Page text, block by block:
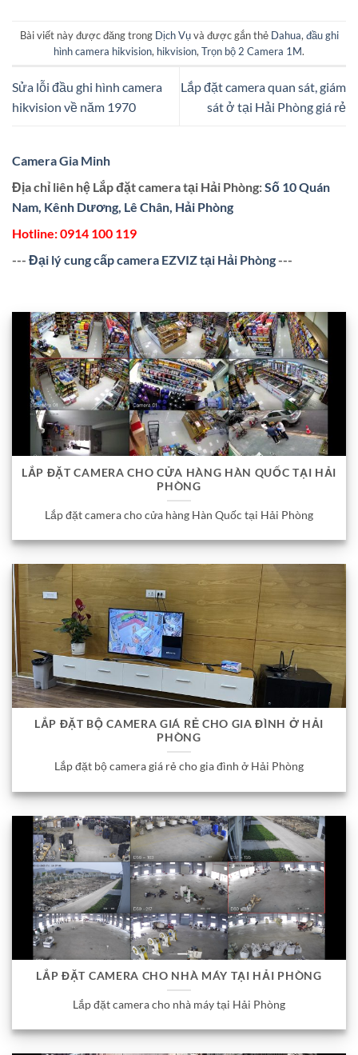
Bài viết này được đăng trong Dịch Vụvà được gắn thẻ Dahua, đầu ghi
hình camera hikvision, hikvision, Trọn bộ 2 Camera 1M.
Sửa lỗi đầu ghi hình camera
hikvision về năm 1970
Lắp đặt camera quan sát, giám
sát ở tại Hải Phòng giá rẻ
Camera Gia Minh
Địa chỉ liên hệ Lắp đặt camera tại Hải Phòng:Số 10 Quán
Nam, Kênh Dương, Lê Chân, Hải Phòng
Hotline:0914 100 119
--- Đại lý cung cấp camera EZVIZ tại Hải Phòng---
LẮP ĐẶT CAMERA CHO CỬA HÀNG HÀN QUỐC TẠI HẢI
PHÒNG
Lắp đặt camera cho cửa hàng Hàn Quốc tại Hải Phòng
LẮP ĐẶT BỘ CAMERA GIÁ RẺ CHO GIA ĐÌNH Ở HẢI
PHÒNG
Lắp đặt bộ camera giá rẻ cho gia đình ở Hải Phòng
LẮP ĐẶT CAMERA CHO NHÀ MÁY TẠI HẢI PHÒNG
Lắp đặt camera cho nhà máy tại Hải Phòng